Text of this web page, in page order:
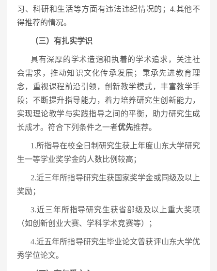
习、科研和生活等方面有违法违纪情况的；4.其他不
得推荐的情况。
（三）有扎实学识
具有深厚的学术造诣和执着的学术追求，关注社
会需求，推动知识文化传承发展；秉承先进教育理
念，重视课程前沿引领，创新教学模式，丰富教学手
段；不断提升指导能力，着力培养研究生创新能力，
实现理论教学与实践指导之间的平衡，助力研究生成
长成才。符合下列条件之一者优先推荐。
1.所指导在校全日制研究生获上年度山东大学研究
生一等学业奖学金的人数比例较高；
2.近三年所指导研究生获国家奖学金或同级及以上
奖励；
3.近三年所指导研究生获省部级及以上重大奖项
（如创新创业大赛、学科学术竞赛等）；
4.近五年所指导研究生毕业论文曾获评山东大学优
秀学位论文。